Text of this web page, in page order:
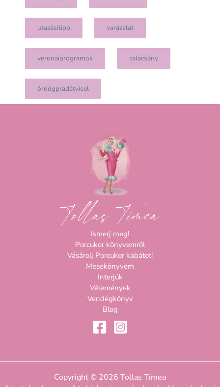
utazásitipp varázslat
veronaiprogramok zalacsány
ördögpradátvisel
Tollas Tímea
Ismerj meg!
Porcukor könyvemről
Vásárolj Porcukor kabátot!
Mesekönyvem
Interjúk
Vélemények
Vendégkönyv
Blog
Copyright © 2026 Tollas Tímea